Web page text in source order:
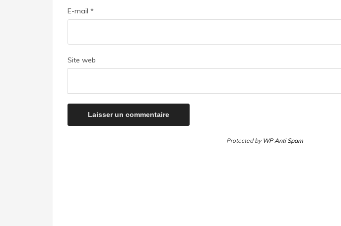
E-mail *
Site web
Protected by WP Anti Spam